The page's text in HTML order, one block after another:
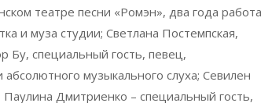
театре песни «Ромэн», два года
и муза студии; Светлана Постемпская,
Бу, специальный гость, певец,
музыкального слуха; Севилен
Дмитриенко – специальный гость,